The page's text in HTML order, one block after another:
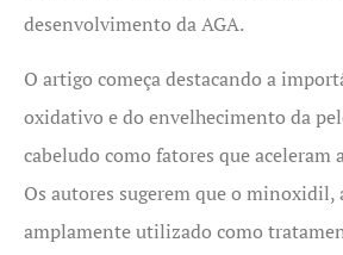
desenvolvimento da AGA.
O artigo começa destacando a
oxidativo e do envelhecimento da
cabeludo como fatores que aceleram
Os autores sugerem que o minoxidil,
amplamente utilizado como